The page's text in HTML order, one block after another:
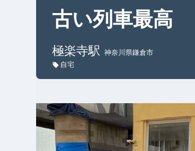
古い列車最高
極楽寺駅
神奈川県鎌倉市
自宅